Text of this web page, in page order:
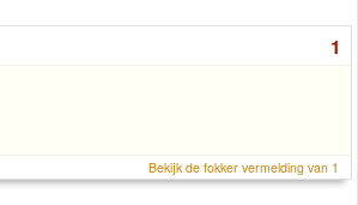
1
Bekijk de fokker vermelding van 1